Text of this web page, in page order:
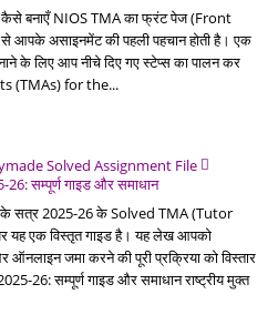
बनाएँ NIOS TMA का फ्रंट पेज (Front
से आपके असाइनमेंट की पहली पहचान होती है। एक
के लिए आप नीचे दिए गए स्टेप्स का पालन कर
(TMAs) for the...
सम्पूर्ण गाइड और समाधान
के सत्र 2025-26 के Solved TMA (Tutor
यह एक विस्तृत गाइड है। यह लेख आपको
जमा करने की पूरी प्रक्रिया को विस्तार
26: सम्पूर्ण गाइड और समाधान राष्ट्रीय मुक्त